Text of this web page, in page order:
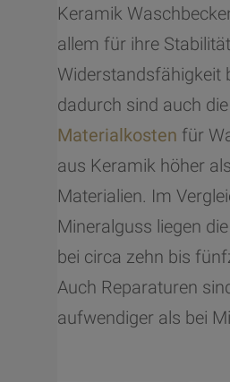
Keramik
allem für ihre
Widerstandsfähigkeit
dadurch sind auch die
Materialkosten für
aus Keramik höher
Materialien. Im
Mineralguss liegen
bei circa zehn bis
Auch Reparaturen
aufwendiger als bei